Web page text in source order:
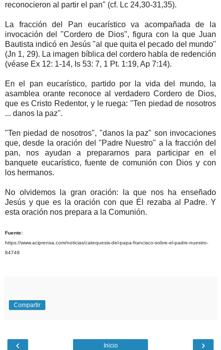
reconocieron al partir el pan" (cf. Lc 24,30-31,35).
La fracción del Pan eucarístico va acompañada de la
invocación del "Cordero de Dios", figura con la que Juan
Bautista indicó en Jesús "al que quita el pecado del mundo"
(Jn 1, 29). La imagen bíblica del cordero habla de redención
(véase Ex 12: 1-14, Is 53: 7, 1 Pt. 1:19, Ap 7:14).
En el pan eucarístico, partido por la vida del mundo, la
asamblea orante reconoce al verdadero Cordero de Dios,
que es Cristo Redentor, y le ruega: "Ten piedad de nosotros
... danos la paz".
"Ten piedad de nosotros", "danos la paz" son invocaciones
que, desde la oración del "Padre Nuestro" a la fracción del
pan, nos ayudan a prepararnos para participar en el
banquete eucarístico, fuente de comunión con Dios y con
los hermanos.
No olvidemos la gran oración: la que nos ha enseñado
Jesús y que es la oración con que Él rezaba al Padre. Y
esta oración nos prepara a la Comunión.
Fuente:
https://www.aciprensa.com/noticias/catequesis-del-papa-francisco-sobre-el-padre-nuestro-
84749
Compartir
‹ ›
Inicio